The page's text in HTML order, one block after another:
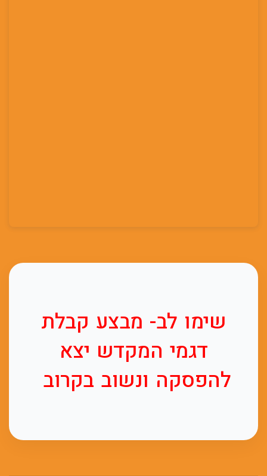
שימו לב- מבצע קבלת
דגמי המקדש יצא
להפסקה ונשוב בקרוב